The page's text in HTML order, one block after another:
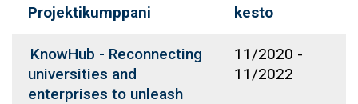
Projektikumppani
kesto
KnowHub - Reconnecting
universities and
enterprises to unleash
11/2020 -
11/2022